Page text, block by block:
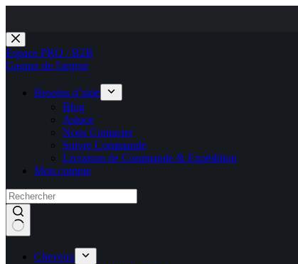
Passer
au
contenu
Espace PRO / B2B
Gagner de l'argent
Besoins d’aide
Blog
Astuce
Nous Contacter
Suivre Commande
Livraison de Commande & Expédition
Mon compte
Cheveux